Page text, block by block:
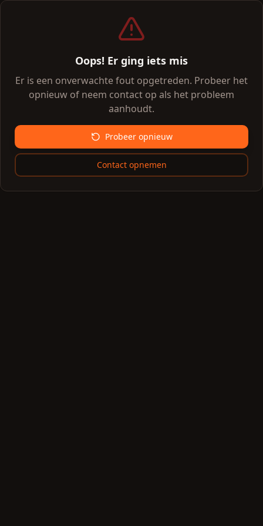
Oops! Er ging iets mis
Er is een onverwachte fout opgetreden. Probeer het
opnieuw of neem contact op als het probleem
aanhoudt.
Probeer opnieuw
Contact opnemen